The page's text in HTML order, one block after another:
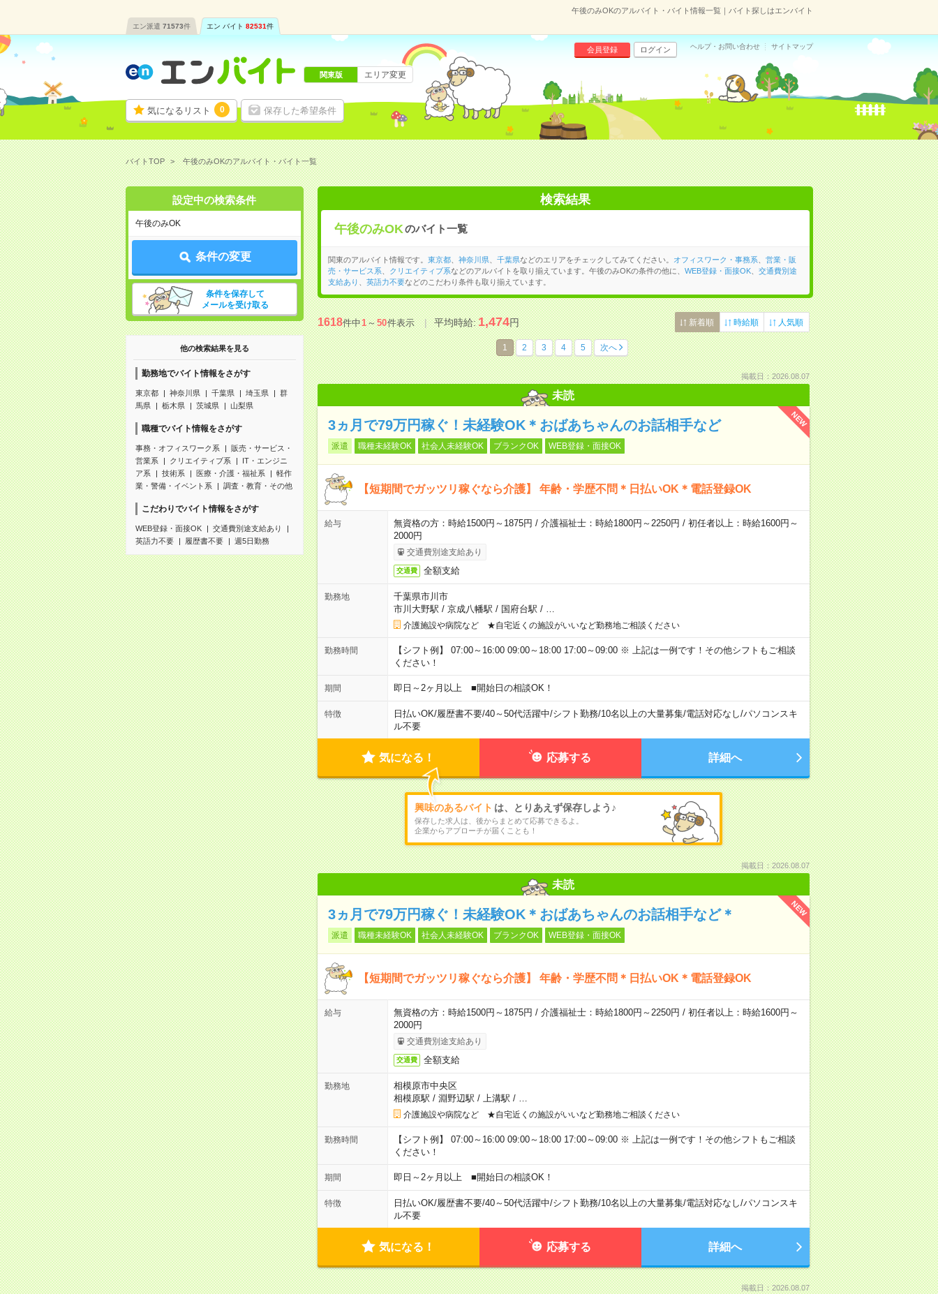
午後のみOKのアルバイト・バイト情報一覧｜バイト探しはエンバイト
エン派遣 71573件 エン バイト 82531件
気になるリスト 0 保存した希望条件
会員登録 ログイン ヘルプ・お問い合わせ サイトマップ
関東版 エリア変更
バイトTOP 午後のみOKのアルバイト・バイト一覧
設定中の検索条件
午後のみOK
条件の変更
条件を保存して
メールを受け取る
他の検索結果を見る
勤務地でバイト情報をさがす
東京都 神奈川県 千葉県 埼玉県
群
馬県
栃木県 茨城県 山梨県
職種でバイト情報をさがす
事務・オフィスワーク系
販売・サービス・
営業系
クリエイティブ系
IT・エンジニ
ア系
技術系 医療・介護・福祉系
軽作
業・警備・イベント系
調査・教育・その他
こだわりでバイト情報をさがす
WEB登録・面接OK
交通費別途支給あり
英語力不要
履歴書不要 週5日勤務
検索結果
午後のみOKのバイト一覧
関東のアルバイト情報です。 東京都、 神奈川県、 千葉県などのエリアをチェックしてみてください。 オフィスワーク・事務系
営業・販
売・サービス系
クリエイティブ系などのアルバイトを取り揃えています。午後のみOKの条件の他に、 WEB登録・面接OK、 交通費別途
支給あり
英語力不要などのこだわり条件も取り揃えています。
1618件中1～50件表示 平均時給:1,474円 新着順 時給順 人気順
1 2 3 4 5 次へ
掲載日：2026.08.07
未読
NEW
3ヵ月で79万円稼ぐ！未経験OK＊おばあちゃんのお話相手など
派遣 職種未経験OK 社会人未経験OK ブランクOK WEB登録・面接OK
【短期間でガッツリ稼ぐなら介護】 年齢・学歴不問＊日払いOK＊電話登録OK
給与
無資格の方：時給1500円～1875円 / 介護福祉士：時給1800円～2250円 / 初任者以上：時給1600円～
2000円
交通費別途支給あり
交通費 全額支給
勤務地
千葉県市川市
市川大野駅 / 京成八幡駅 / 国府台駅 /
介護施設や病院など ★自宅近くの施設がいいなど勤務地ご相談ください
勤務時間
【シフト例】 07:00～16:00 09:00～18:00 17:00～09:00 ※ 上記は一例です！その他シフトもご相談
ください！
期間 即日～2ヶ月以上 ■開始日の相談OK！
特徴 日払いOK/履歴書不要/40～50代活躍中/シフト勤務/10名以上の大量募集/電話対応なし/パソコンスキ
ル不要
気になる！ 応募する 詳細へ
興味のあるバイト は、とりあえず保存しよう♪
保存した求人は、後からまとめて応募できるよ。
企業からアプローチが届くことも！
掲載日：2026.08.07
未読
NEW
3ヵ月で79万円稼ぐ！未経験OK＊おばあちゃんのお話相手など＊
派遣 職種未経験OK 社会人未経験OK ブランクOK WEB登録・面接OK
【短期間でガッツリ稼ぐなら介護】 年齢・学歴不問＊日払いOK＊電話登録OK
給与
無資格の方：時給1500円～1875円 / 介護福祉士：時給1800円～2250円 / 初任者以上：時給1600円～
2000円
交通費別途支給あり
交通費 全額支給
勤務地
相模原市中央区
相模原駅 / 淵野辺駅 / 上溝駅 /
介護施設や病院など ★自宅近くの施設がいいなど勤務地ご相談ください
勤務時間
【シフト例】 07:00～16:00 09:00～18:00 17:00～09:00 ※ 上記は一例です！その他シフトもご相談
ください！
期間 即日～2ヶ月以上 ■開始日の相談OK！
特徴 日払いOK/履歴書不要/40～50代活躍中/シフト勤務/10名以上の大量募集/電話対応なし/パソコンスキ
ル不要
気になる！ 応募する 詳細へ
掲載日：2026.08.07